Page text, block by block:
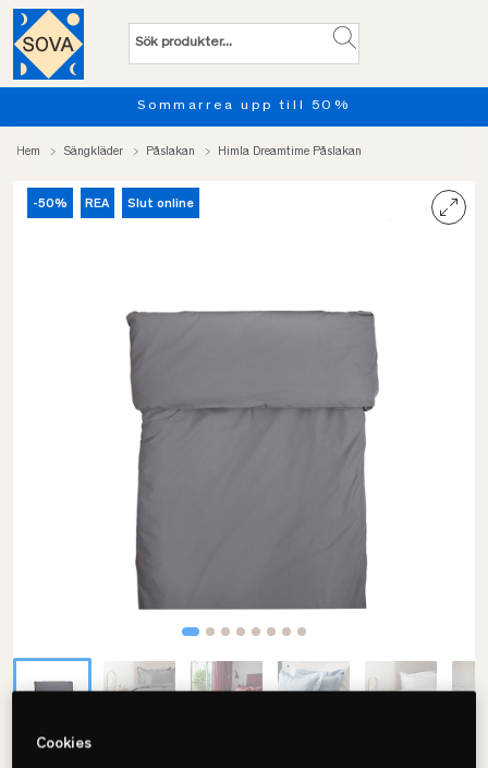
Sommarrea upp till 50%
Hem Sängkläder Påslakan Himla Dreamtime Påslakan
-50% REA Slut online
Cookies